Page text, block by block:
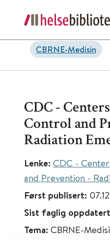
CBRNE-Medisin
CDC -
Control and
Radiation
Lenke: CDC -
and Prevention -
Først publisert:
Sist faglig
Tema: CBRNE-